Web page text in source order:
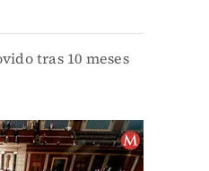
tras 10 meses